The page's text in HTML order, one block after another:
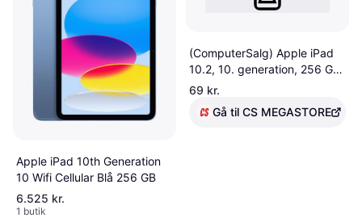
Apple iPad 10th Generation
10 Wifi Cellular Blå 256 GB
6.525 kr.
1 butik
(ComputerSalg) Apple iPad
10.2, 10. generation, 256 GB
LTE privat skærm (MG-
69 kr.
Gå til CS MEGASTORE